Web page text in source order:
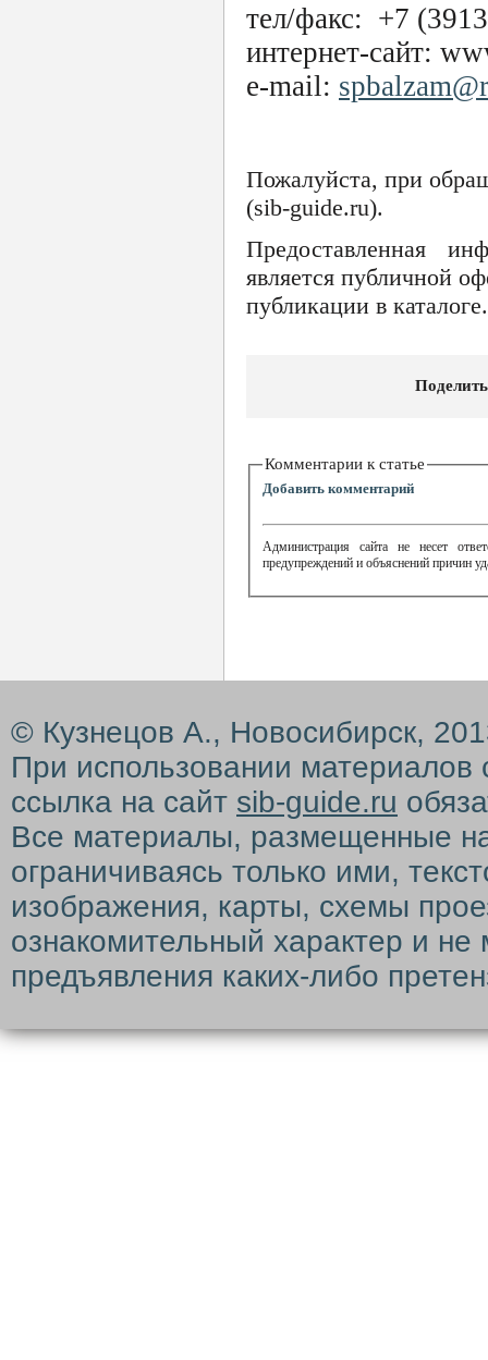
тел/факс: +7
интернет-сайт:
e-mail:
Пожалуйста, при
(sib-guide.ru).
Предоставленная
является публичной
публикации в каталоге.
Комментарии к статье
Добавить комментарий
Администрация сайта не несет
предупреждений и объяснений причин
© Кузнецов А., Новосибирск,
При использовании материалов
ссылка на сайт sib-guide.ru
Все материалы, размещенные
ограничиваясь только ими,
изображения, карты, схемы
ознакомительный характер и
предъявления каких-либо